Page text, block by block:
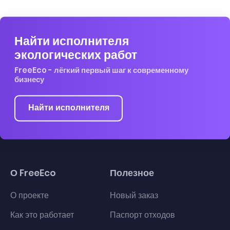
Найти исполнителя
экологических работ
FreeEco - лёгкий первый шаг к современному
бизнесу
Найти исполнителя
О FreeEco
О проекте
Как это работает
Полезное
Новый заказ
Паспорт отходов